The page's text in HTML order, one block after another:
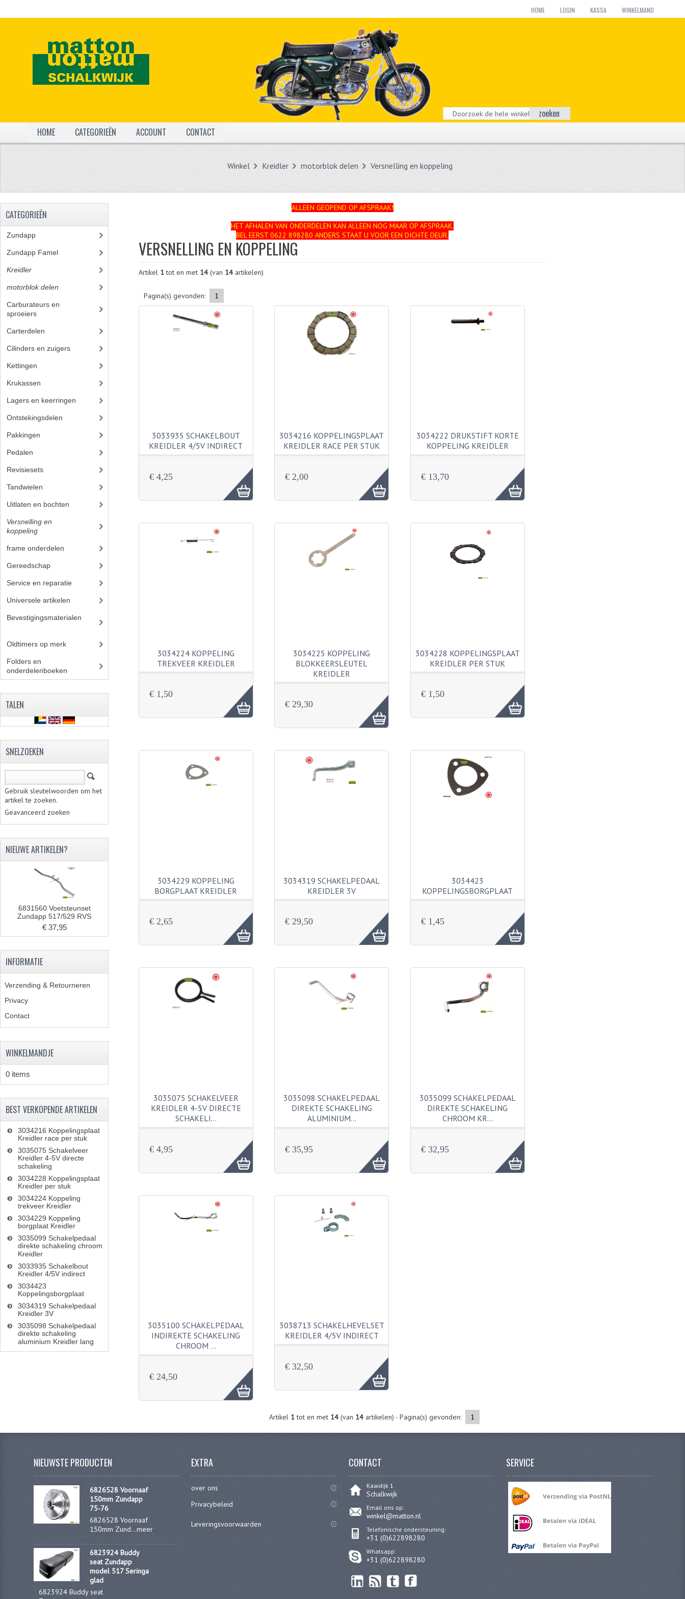
HOME LOGIN KASSA WINKELMAND
zoeken
HOME
CATEGORIEËN ACCOUNT CONTACT
Winkel Kreidler motorblok delen Versnelling en koppeling
ALLEEN GEOPEND OP AFSPRAAK!
HET AFHALEN VAN ONDERDELEN KAN ALLEEN NOG MAAR OP AFSPRAAK.
BEL EERST 0622 898280 ANDERS STAAT U VOOR EEN DICHTE DEUR.
VERSNELLING EN KOPPELING
Artikel 1tot en met 14(van 14artikelen)
Pagina(s) gevonden: 1
3033935 SCHAKELBOUT
KREIDLER 4/5V INDIRECT
€ 4,25
3034216 KOPPELINGSPLAAT
KREIDLER RACE PER STUK
€ 2,00
3034222 DRUKSTIFT KORTE
KOPPELING KREIDLER
€ 13,70
3034224 KOPPELING
TREKVEER KREIDLER
€ 1,50
3034225 KOPPELING
BLOKKEERSLEUTEL
KREIDLER
€ 29,30
3034228 KOPPELINGSPLAAT
KREIDLER PER STUK
€ 1,50
3034229 KOPPELING
BORGPLAAT KREIDLER
€ 2,65
3034319 SCHAKELPEDAAL
KREIDLER 3V
€ 29,50
3034423
KOPPELINGSBORGPLAAT
€ 1,45
3035075 SCHAKELVEER
KREIDLER 4-5V DIRECTE
SCHAKELI…
€ 4,95
3035098 SCHAKELPEDAAL
DIREKTE SCHAKELING
ALUMINIUM…
€ 35,95
3035099 SCHAKELPEDAAL
DIREKTE SCHAKELING
CHROOM KR…
€ 32,95
3035100 SCHAKELPEDAAL
INDIREKTE SCHAKELING
CHROOM …
€ 24,50
3038713 SCHAKELHEVELSET
KREIDLER 4/5V INDIRECT
€ 32,50
Artikel 1tot en met 14(van 14artikelen) - Pagina(s) gevonden: 1
CATEGORIEËN
Zundapp
Zundapp Famel
Kreidler
motorblok delen
Carburateurs en
sproeiers
Carterdelen
Cilinders en zuigers
Kettingen
Krukassen
Lagers en keerringen
Ontstekingsdelen
Pakkingen
Pedalen
Revisiesets
Tandwielen
Uitlaten en bochten
Versnelling en
koppeling
frame onderdelen
Gereedschap
Service en reparatie
Universele artikelen
Bevestigingsmaterialen
Oldtimers op merk
Folders en
onderdelenboeken
TALEN
SNELZOEKEN
Gebruik sleutelwoorden om het
artikel te zoeken.
Geavanceerd zoeken
NIEUWE ARTIKELEN?
6831560 Voetsteunset
Zundapp 517/529 RVS
€ 37,95
INFORMATIE
Verzending & Retourneren
Privacy
Contact
WINKELMANDJE
0 items
BEST VERKOPENDE ARTIKELEN
3034216 Koppelingsplaat
Kreidler race per stuk
3035075 Schakelveer
Kreidler 4-5V directe
schakeling
3034228 Koppelingsplaat
Kreidler per stuk
3034224 Koppeling
trekveer Kreidler
3034229 Koppeling
borgplaat Kreidler
3035099 Schakelpedaal
direkte schakeling chroom
Kreidler
3033935 Schakelbout
Kreidler 4/5V indirect
3034423
Koppelingsborgplaat
3034319 Schakelpedaal
Kreidler 3V
3035098 Schakelpedaal
direkte schakeling
aluminium Kreidler lang
NIEUWSTE PRODUCTEN
6826528 Voornaaf
150mm Zundapp
75-76
6826528 Voornaaf
150mm Zund...meer
6823924 Buddy
seat Zundapp
model 517 Seringa
glad
6823924 Buddy seat
EXTRA
over ons
Privacybeleid
Leveringsvoorwaarden
CONTACT
Kaaidijk 1
Schalkwijk
Email ons op:
winkel@matton.nl
Telefonische ondersteuning:
+31 (0)622898280
Whatsapp:
+31 (0)622898280
SERVICE